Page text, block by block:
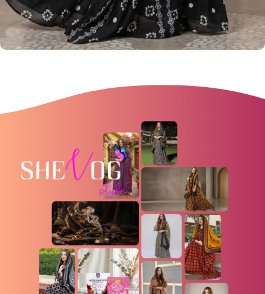
أكبر كتالوج في عُمان للملابس الظفارية